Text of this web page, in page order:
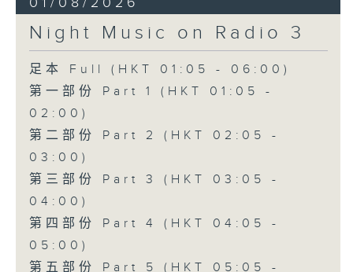
Night Music on Radio 3
足本 Full (HKT 01:05 - 06:00)
第一部份 Part 1 (HKT 01:05 -
02:00)
第二部份 Part 2 (HKT 02:05 -
03:00)
第三部份 Part 3 (HKT 03:05 -
04:00)
第四部份 Part 4 (HKT 04:05 -
05:00)
第五部份 Part 5 (HKT 05:05 -